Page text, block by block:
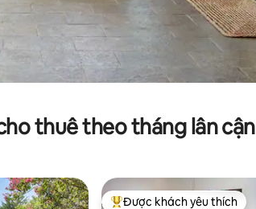
thuê theo tháng lân cận
Được khách yêu thích